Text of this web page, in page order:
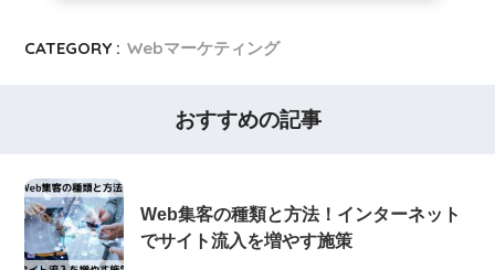
CATEGORY : Webマーケティング
おすすめの記事
Web集客の種類と方法！インターネット
でサイト流入を増やす施策